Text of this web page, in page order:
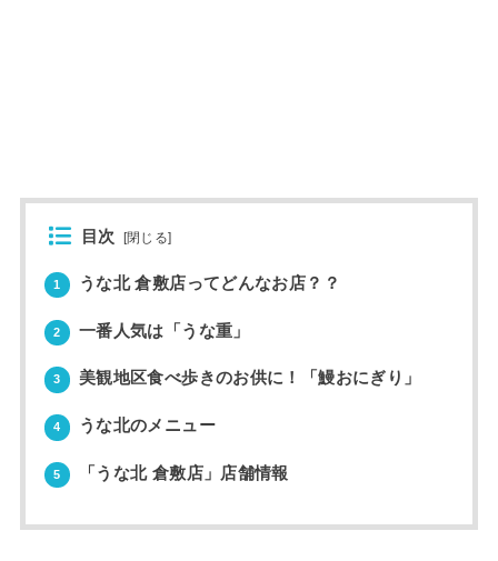
目次 [閉じる]
1 うな北 倉敷店ってどんなお店？？
2 一番人気は「うな重」
3 美観地区食べ歩きのお供に！「鰻おにぎり」
4 うな北のメニュー
5 「うな北 倉敷店」店舗情報